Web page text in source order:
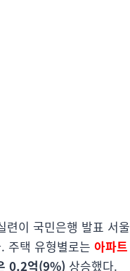
이 국민은행 발표 서울
주택 유형별로는 아파트
0.2억(9%) 상승했다.